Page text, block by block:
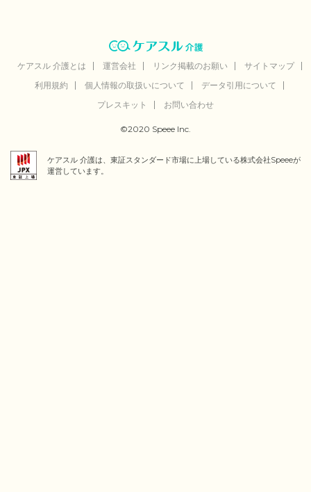
ケアスル 介護とは 運営会社 リンク掲載のお願い
サイトマップ
利用規約
個人情報の取扱いについて
データ引用について
プレスキット
お問い合わせ
©2020 Speee Inc.
ケアスル 介護は、東証スタンダード市場に上場している株式会社Speeeが
運営しています。